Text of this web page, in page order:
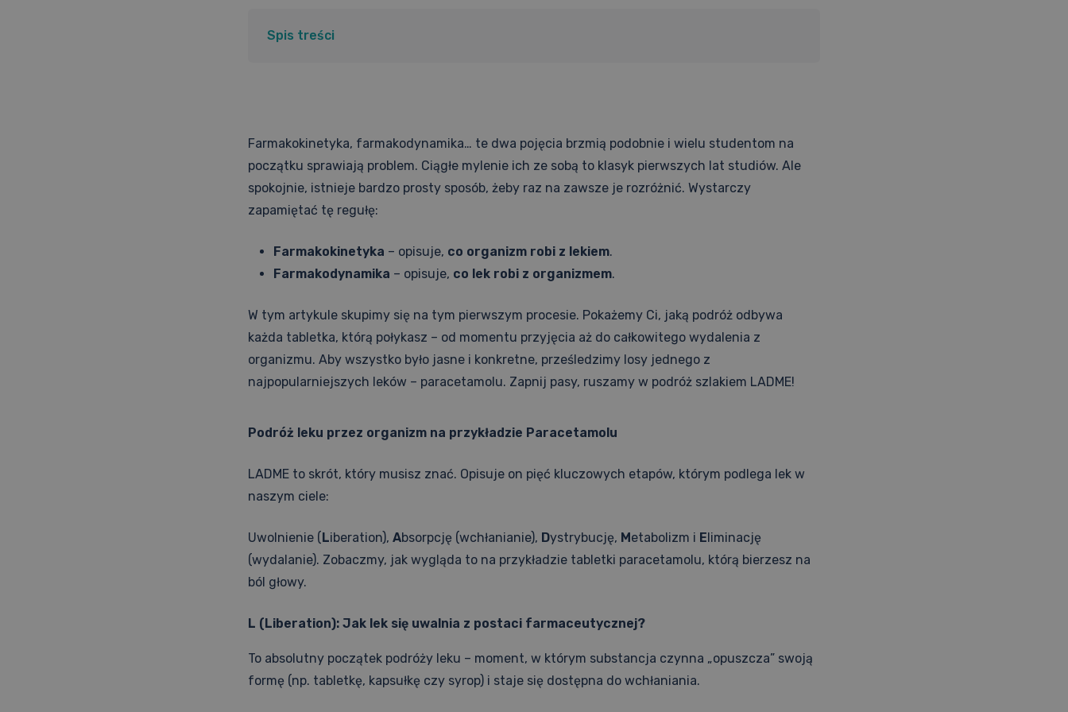
Spis treści
Farmakokinetyka, farmakodynamika… te dwa pojęcia brzmią podobnie i wielu studentom na
początku sprawiają problem. Ciągłe mylenie ich ze sobą to klasyk pierwszych lat studiów. Ale
spokojnie, istnieje bardzo prosty sposób, żeby raz na zawsze je rozróżnić. Wystarczy
zapamiętać tę regułę:
Farmakokinetyka – opisuje, co organizm robi z lekiem.
Farmakodynamika – opisuje, co lek robi z organizmem.
W tym artykule skupimy się na tym pierwszym procesie. Pokażemy Ci, jaką podróż odbywa
każda tabletka, którą połykasz – od momentu przyjęcia aż do całkowitego wydalenia z
organizmu. Aby wszystko było jasne i konkretne, prześledzimy losy jednego z
najpopularniejszych leków – paracetamolu. Zapnij pasy, ruszamy w podróż szlakiem LADME!
Podróż leku przez organizm na przykładzie Paracetamolu
LADME to skrót, który musisz znać. Opisuje on pięć kluczowych etapów, którym podlega lek w
naszym ciele:
Uwolnienie (Liberation), Absorpcję (wchłanianie), Dystrybucję, Metabolizm i Eliminację
(wydalanie). Zobaczmy, jak wygląda to na przykładzie tabletki paracetamolu, którą bierzesz na
ból głowy.
L (Liberation): Jak lek się uwalnia z postaci farmaceutycznej?
To absolutny początek podróży leku – moment, w którym substancja czynna „opuszcza” swoją
formę (np. tabletkę, kapsułkę czy syrop) i staje się dostępna do wchłaniania.